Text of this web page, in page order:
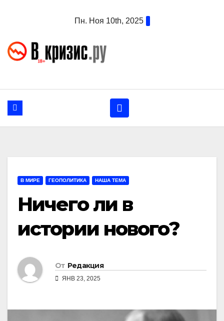
Пн. Ноя 10th, 2025
В МИРЕ ГЕОПОЛИТИКА НАША ТЕМА
Ничего ли в
истории нового?
От Редакция
ЯНВ 23, 2025